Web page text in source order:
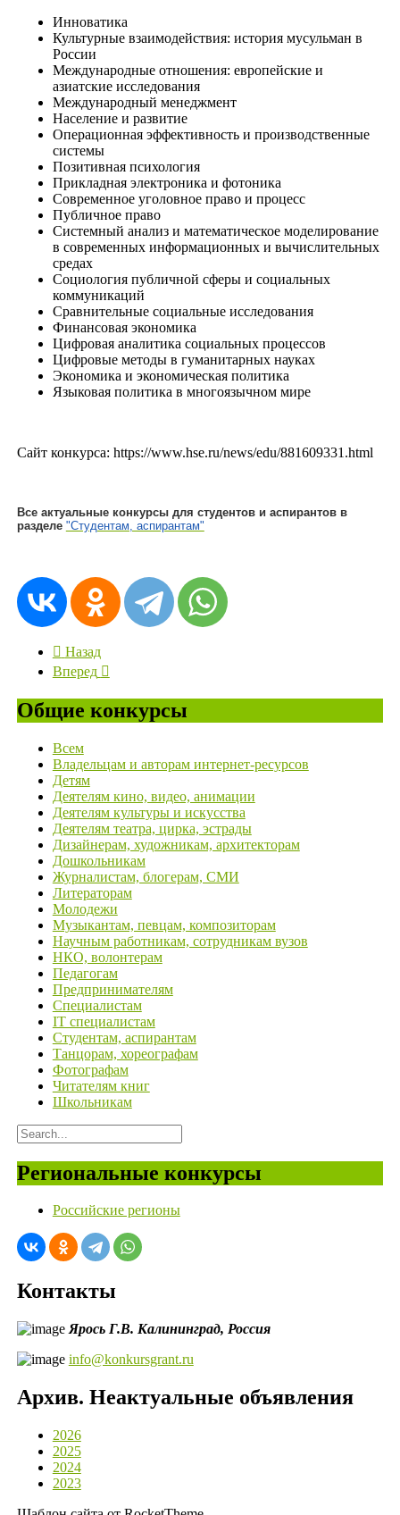
Инноватика
Культурные взаимодействия: история мусульман в
России
Международные отношения: европейские и
азиатские исследования
Международный менеджмент
Население и развитие
Операционная эффективность и производственные
системы
Позитивная психология
Прикладная электроника и фотоника
Современное уголовное право и процесс
Публичное право
Системный анализ и математическое моделирование
в современных информационных и вычислительных
средах
Социология публичной сферы и социальных
коммуникаций
Сравнительные социальные исследования
Финансовая экономика
Цифровая аналитика социальных процессов
Цифровые методы в гуманитарных науках
Экономика и экономическая политика
Языковая политика в многоязычном мире
Сайт конкурса: https://www.hse.ru/news/edu/881609331.html
Все актуальные конкурсы для студентов и аспирантов в
разделе "Студентам, аспирантам"
Назад
Вперед
Общие конкурсы
Всем
Владельцам и авторам интернет-ресурсов
Детям
Деятелям кино, видео, анимации
Деятелям культуры и искусства
Деятелям театра, цирка, эстрады
Дизайнерам, художникам, архитекторам
Дошкольникам
Журналистам, блогерам, СМИ
Литераторам
Молодежи
Музыкантам, певцам, композиторам
Научным работникам, сотрудникам вузов
НКО, волонтерам
Педагогам
Предпринимателям
Специалистам
IT специалистам
Студентам, аспирантам
Танцорам, хореографам
Фотографам
Читателям книг
Школьникам
Региональные конкурсы
Российские регионы
Контакты
Ярось Г.В. Калининград, Россия
info@konkursgrant.ru
Архив. Неактуальные объявления
2026
2025
2024
2023